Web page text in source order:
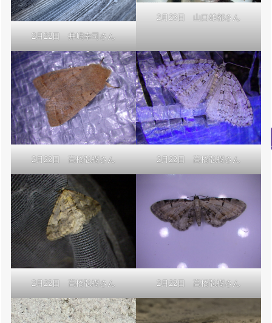
2月22日 井嶋幸司さん
2月23日 山口雄都さん
2月22日 高橋弘樹さん 2月22日 高橋弘樹さん
2月22日 高橋弘樹さん 2月22日 高橋弘樹さん